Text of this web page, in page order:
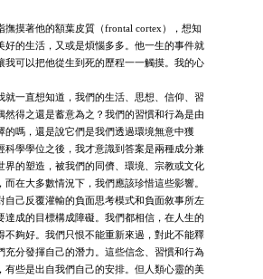
摸著他的額葉皮質（frontal cortex），想知
好的生活，又或是煩惱多多。他一生的事件就
我可以把他從生到死的歷程一一觸摸。我的心
一直想知道，我們的生活、思想、信仰、習
然得之還是蓄意為之？我們的習慣和行為是由
的嗎，還是說它們是我們透過環境無意中獲
科學學位之後，我才意識到答案是兩種成分兼
界的塑造，被我們的同儕、環境、宗教或文化
而在大多數情況下，我們應該珍惜這些影響。
自己反覆灌輸的負面思考模式和負面敘事所左
達成的目標構成障礙。我們都相信，在人生的
不夠好。我們只恨不能重新來過，對此不能釋
充分發揮自己的潛力。這些信念、習慣和行為
有些是出自我們自己的安排。但人類心靈的美